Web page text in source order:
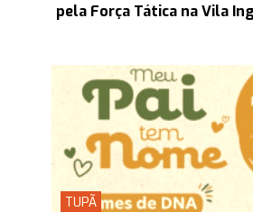
pela Força Tática na Vila
TUPÃ